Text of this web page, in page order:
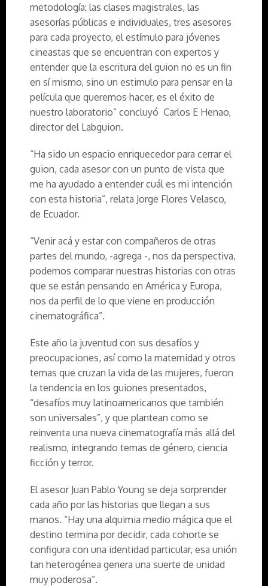
metodología: las clases magistrales, las
asesorías públicas e individuales, tres asesores
para cada proyecto, el estímulo para jóvenes
cineastas que se encuentran con expertos y
entender que la escritura del guion no es un fin
en sí mismo, sino un estimulo para pensar en la
película que queremos hacer, es el éxito de
nuestro laboratorio” concluyó Carlos E Henao,
director del Labguion.
“Ha sido un espacio enriquecedor para cerrar el
guion, cada asesor con un punto de vista que
me ha ayudado a entender cuál es mi intención
con esta historia”, relata Jorge Flores Velasco,
de Ecuador.
“Venir acá y estar con compañeros de otras
partes del mundo, -agrega -, nos da perspectiva,
podemos comparar nuestras historias con otras
que se están pensando en América y Europa,
nos da perfil de lo que viene en producción
cinematográfica”.
Este año la juventud con sus desafíos y
preocupaciones, así como la maternidad y otros
temas que cruzan la vida de las mujeres, fueron
la tendencia en los guiones presentados,
“desafíos muy latinoamericanos que también
son universales”, y que plantean como se
reinventa una nueva cinematografía más allá del
realismo, integrando temas de género, ciencia
ficción y terror.
El asesor Juan Pablo Young se deja sorprender
cada año por las historias que llegan a sus
manos. “Hay una alquimia medio mágica que el
destino termina por decidir, cada cohorte se
configura con una identidad particular, esa unión
tan heterogénea genera una suerte de unidad
muy poderosa”.